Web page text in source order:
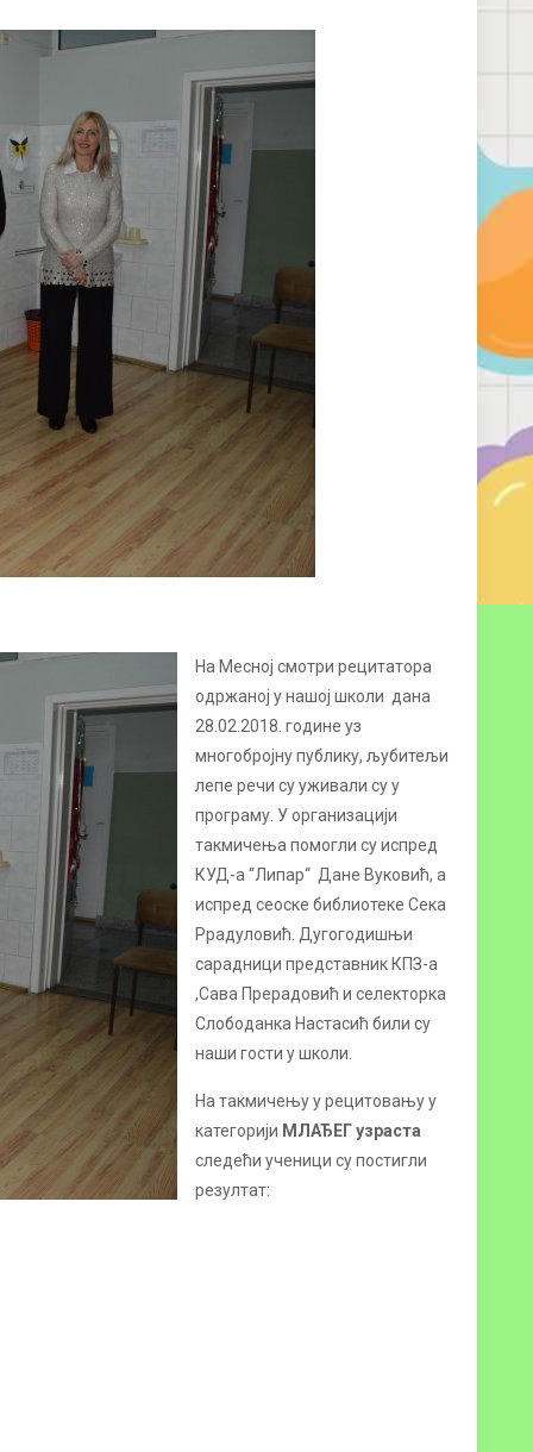
На Месној смотри рецитатора
одржаној у нашој школи дана
28.02.2018. године уз
многобројну публику, љубитељи
лепе речи су уживали су у
програму. У организацији
такмичења помогли су испред
КУД-а “Липар“ Дане Вуковић, а
испред сеоске библиотеке Сека
Ррадуловић. Дугогодишњи
сарадници представник КПЗ-а
,Сава Прерадовић и селекторка
Слободанка Настасић били су
наши гости у школи.
На такмичењу у рецитовању у
категорији МЛАЂЕГ узраста
следећи ученици су постигли
резултат: